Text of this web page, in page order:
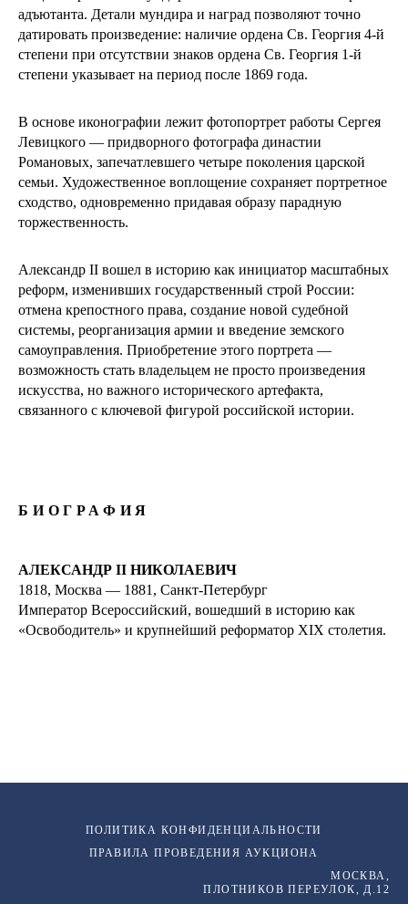
адъютанта. Детали мундира и наград позволяют точно
датировать произведение: наличие ордена Св. Георгия 4-й
степени при отсутствии знаков ордена Св. Георгия 1-й
степени указывает на период после 1869 года.
В основе иконографии лежит фотопортрет работы Сергея
Левицкого — придворного фотографа династии
Романовых, запечатлевшего четыре поколения царской
семьи. Художественное воплощение сохраняет портретное
сходство, одновременно придавая образу парадную
торжественность.
Александр II вошел в историю как инициатор масштабных
реформ, изменивших государственный строй России:
отмена крепостного права, создание новой судебной
системы, реорганизация армии и введение земского
самоуправления. Приобретение этого портрета —
возможность стать владельцем не просто произведения
искусства, но важного исторического артефакта,
связанного с ключевой фигурой российской истории.
БИОГРАФИЯ
АЛЕКСАНДР II НИКОЛАЕВИЧ
1818, Москва — 1881, Санкт-Петербург
Император Всероссийский, вошедший в историю как
«Освободитель» и крупнейший реформатор XIX столетия.
ПОЛИТИКА КОНФИДЕНЦИАЛЬНОСТИ
ПРАВИЛА ПРОВЕДЕНИЯ АУКЦИОНА
МОСКВА,
ПЛОТНИКОВ ПЕРЕУЛОК, Д.12